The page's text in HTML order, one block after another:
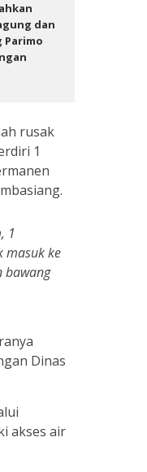
dan
Parimo
rusak
1
1
masuk ke
bawang
Dinas
akses air